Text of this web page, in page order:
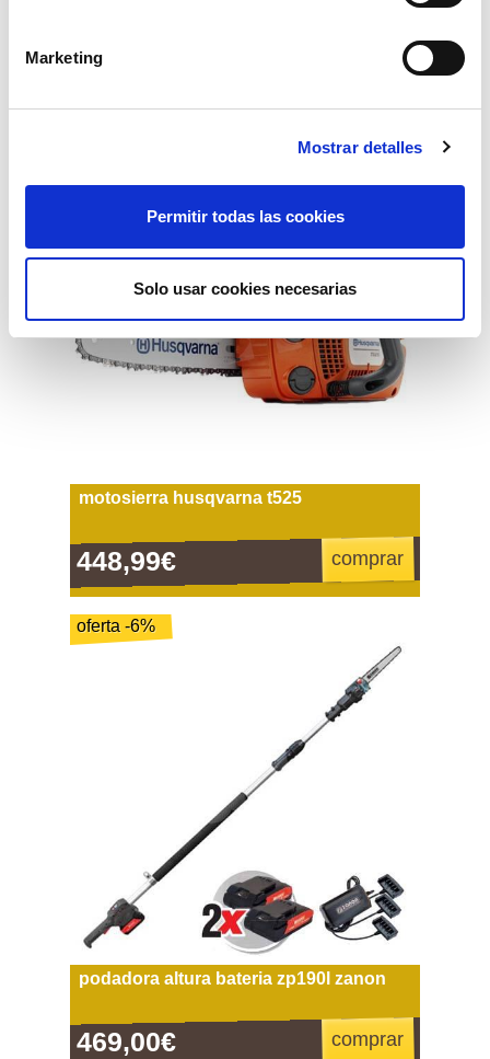
Marketing
Mostrar detalles
Permitir todas las cookies
Solo usar cookies necesarias
novedad
motosierra husqvarna t525
448,99€ comprar
oferta -6%
podadora altura bateria zp190l zanon
469,00€ comprar